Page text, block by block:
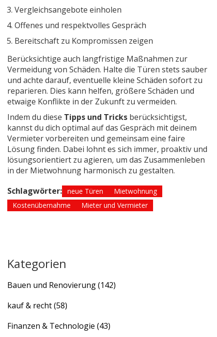
Vergleichsangebote einholen
Offenes und respektvolles Gespräch
Bereitschaft zu Kompromissen zeigen
Berücksichtige auch langfristige Maßnahmen zur
Vermeidung von Schäden. Halte die Türen stets sauber
und achte darauf, eventuelle kleine Schäden sofort zu
reparieren. Dies kann helfen, größere Schäden und
etwaige Konflikte in der Zukunft zu vermeiden.
Indem du diese Tipps und Tricks berücksichtigst,
kannst du dich optimal auf das Gespräch mit deinem
Vermieter vorbereiten und gemeinsam eine faire
Lösung finden. Dabei lohnt es sich immer, proaktiv und
lösungsorientiert zu agieren, um das Zusammenleben
in der Mietwohnung harmonisch zu gestalten.
Schlagwörter: neue Türen
Mietwohnung
Kostenübernahme
Mieter und Vermieter
Kategorien
Bauen und Renovierung(142)
kauf & recht(58)
Finanzen & Technologie (43)